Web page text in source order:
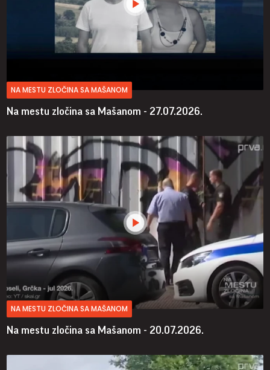
NA MESTU ZLOČINA SA MAŠANOM
Na mestu zločina sa Mašanom - 27.07.2026.
NA MESTU ZLOČINA SA MAŠANOM
Na mestu zločina sa Mašanom - 20.07.2026.